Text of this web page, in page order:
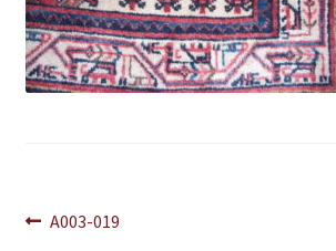
Navegación
Anterior:
A003-019